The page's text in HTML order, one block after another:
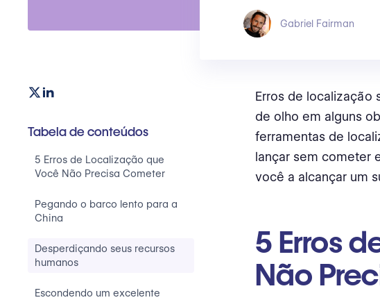
Gabriel Fairman
Tabela de conteúdos
5 Erros de Localização que
Você Não Precisa Cometer
Pegando o barco lento para a
China
Desperdiçando seus recursos
humanos
Escondendo um excelente
Erros de localização
de olho em alguns
ferramentas de
lançar sem cometer
você a alcançar um
5 Erros
Não